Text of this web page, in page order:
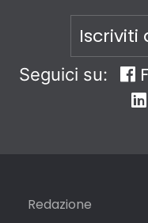
Iscriviti
Seguici su:
Redazione